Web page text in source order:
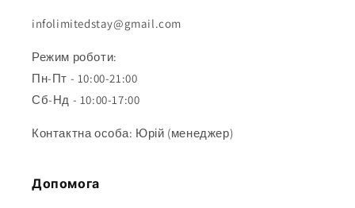
infolimitedstay@gmail.com
Режим роботи:
Пн-Пт - 10:00-21:00
Сб-Нд - 10:00-17:00
Контактна особа: Юрій (менеджер)
Допомога